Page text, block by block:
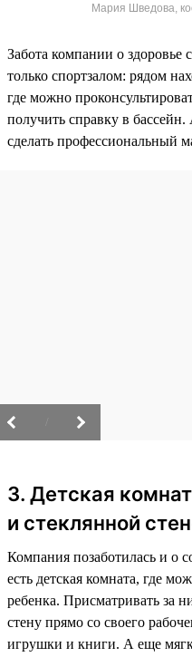
Мария Шведова,
Забота компании о здоровье
только спортзалом: рядом
где можно
получить справку в
сделать профессиональный
3. Детская
и стеклянной
Компания позаботилась и о
есть детская комната, где
ребенка. Присматривать за
стену прямо со своего
игрушки и книги. А еще